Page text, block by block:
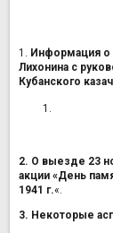
1. Информация о
Лихонина с
Кубанского
2. О выезде 23
акции «День
1941 г.«.
3. Некоторые